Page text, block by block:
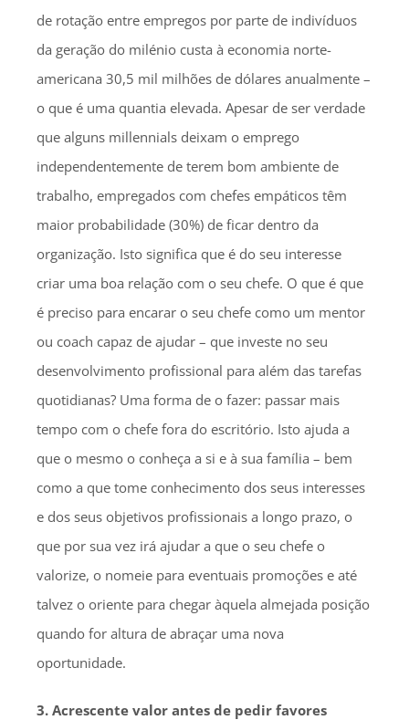
de rotação entre empregos por parte de indivíduos
da geração do milénio custa à economia norte-
americana 30,5 mil milhões de dólares anualmente –
o que é uma quantia elevada. Apesar de ser verdade
que alguns millennials deixam o emprego
independentemente de terem bom ambiente de
trabalho, empregados com chefes empáticos têm
maior probabilidade (30%) de ficar dentro da
organização. Isto significa que é do seu interesse
criar uma boa relação com o seu chefe. O que é que
é preciso para encarar o seu chefe como um mentor
ou coach capaz de ajudar – que investe no seu
desenvolvimento profissional para além das tarefas
quotidianas? Uma forma de o fazer: passar mais
tempo com o chefe fora do escritório. Isto ajuda a
que o mesmo o conheça a si e à sua família – bem
como a que tome conhecimento dos seus interesses
e dos seus objetivos profissionais a longo prazo, o
que por sua vez irá ajudar a que o seu chefe o
valorize, o nomeie para eventuais promoções e até
talvez o oriente para chegar àquela almejada posição
quando for altura de abraçar uma nova
oportunidade.
3. Acrescente valor antes de pedir favores